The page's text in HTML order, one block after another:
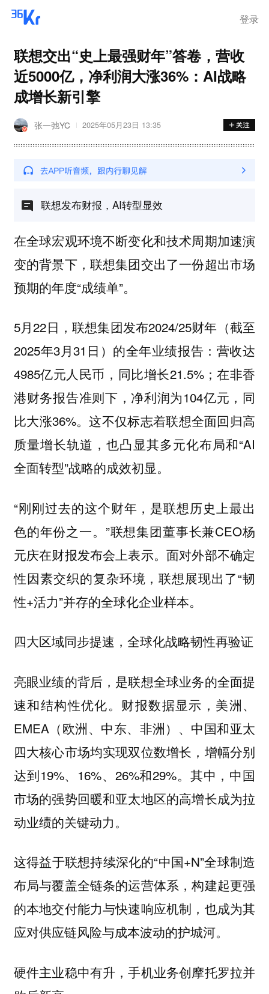
登录
联想交出“史上最强财年”答卷，营收
近5000亿，净利润大涨36%：AI战略
成增长新引擎
张一弛YC 2025年05月23日 13:35
联想发布财报，AI转型显效
在全球宏观环境不断变化和技术周期加速演
变的背景下，联想集团交出了一份超出市场
预期的年度“成绩单”。
5月22日，联想集团发布2024/25财年（截至
2025年3月31日）的全年业绩报告：营收达
4985亿元人民币，同比增长21.5%；在非香
港财务报告准则下，净利润为104亿元，同
比大涨36%。这不仅标志着联想全面回归高
质量增长轨道，也凸显其多元化布局和“AI
全面转型”战略的成效初显。
“刚刚过去的这个财年，是联想历史上最出
色的年份之一。”联想集团董事长兼CEO杨
元庆在财报发布会上表示。面对外部不确定
性因素交织的复杂环境，联想展现出了“韧
性+活力”并存的全球化企业样本。
四大区域同步提速，全球化战略韧性再验证
亮眼业绩的背后，是联想全球业务的全面提
速和结构性优化。财报数据显示，美洲、
EMEA（欧洲、中东、非洲）、中国和亚太
四大核心市场均实现双位数增长，增幅分别
达到19%、16%、26%和29%。其中，中国
市场的强势回暖和亚太地区的高增长成为拉
动业绩的关键动力。
这得益于联想持续深化的“中国+N”全球制造
布局与覆盖全链条的运营体系，构建起更强
的本地交付能力与快速响应机制，也成为其
应对供应链风险与成本波动的护城河。
硬件主业稳中有升，手机业务创摩托罗拉并